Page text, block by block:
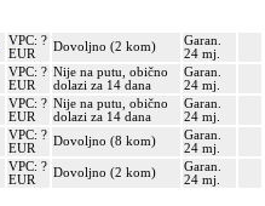
VPC: ?
EUR
Dovoljno (2 kom)
Garan.
24 mj.
VPC: ?
EUR
Nije na putu, obično
dolazi za 14 dana
Garan.
24 mj.
VPC: ?
EUR
Nije na putu, obično
dolazi za 14 dana
Garan.
24 mj.
VPC: ?
EUR
Dovoljno (8 kom)
Garan.
24 mj.
VPC: ?
EUR
Dovoljno (2 kom)
Garan.
24 mj.